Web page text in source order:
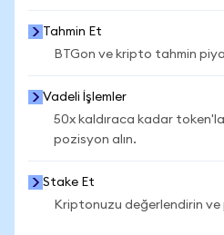
Tahmin Et
BTGon ve kripto tahmin
Vadeli İşlemler
50x kaldıraca kadar
pozisyon alın.
Stake Et
Kriptonuzu değerlendirin